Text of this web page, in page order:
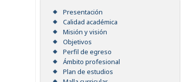
Presentación
Calidad académica
Misión y visión
Objetivos
Perfil de egreso
Ámbito profesional
Plan de estudios